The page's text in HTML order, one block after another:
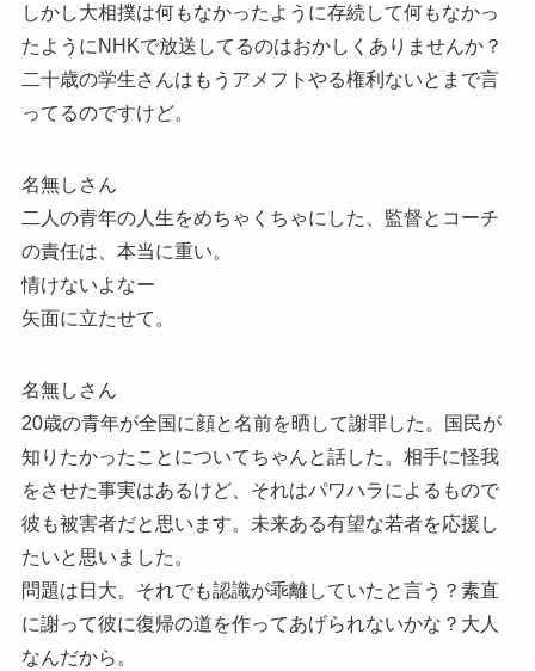
しかし大相撲は何もなかったように存続して何もなかっ
たようにNHKで放送してるのはおかしくありませんか？
二十歳の学生さんはもうアメフトやる権利ないとまで言
ってるのですけど。
名無しさん
二人の青年の人生をめちゃくちゃにした、監督とコーチ
の責任は、本当に重い。
情けないよなー
矢面に立たせて。
名無しさん
20歳の青年が全国に顔と名前を晒して謝罪した。国民が
知りたかったことについてちゃんと話した。相手に怪我
をさせた事実はあるけど、それはパワハラによるもので
彼も被害者だと思います。未来ある有望な若者を応援し
たいと思いました。
問題は日大。それでも認識が乖離していたと言う？素直
に謝って彼に復帰の道を作ってあげられないかな？大人
なんだから。